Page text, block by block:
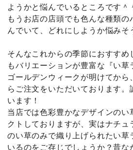
ようかと悩んでいるところです＾
もうお店の店頭でも色んな種類の
んでいて、どれにしようか悩みそ
そんなこれからの季節におすすめ
もバリエーションが豊富な『い草
ゴールデンウィークが明けてから
らご注文をいただいております。
います！
当店では色彩豊かなデザインのい
クトしておりますが、実はナチュ
のい草のみで織り上げられたい草
いるのをご存じでしょうか？昔な